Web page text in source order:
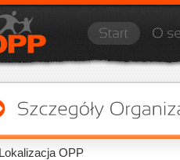
Lokalizacja OPP